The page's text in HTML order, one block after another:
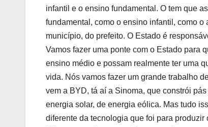
infantil e o ensino fundamental. O tem que
fundamental, como o ensino infantil, como
município, do prefeito. O Estado é
Vamos fazer uma ponte com o Estado para
ensino médio e possam realmente ter uma
vida. Nós vamos fazer um grande trabalho
vem a BYD, tá aí a Sinoma, que constrói
energia solar, de energia eólica. Mas tudo
diferente da tecnologia que foi para produzir